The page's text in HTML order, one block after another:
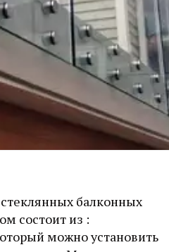
балконных
состоит из :
можно установить